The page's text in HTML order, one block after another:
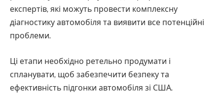
експертів, які можуть провести комплексну
діагностику автомобіля та виявити все потенційні
проблеми.
Ці етапи необхідно ретельно продумати і
спланувати, щоб забезпечити безпеку та
ефективність підгонки автомобіля зі США.